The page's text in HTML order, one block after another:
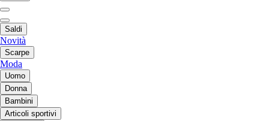
Saldi
Novità
Scarpe
Moda
Uomo
Donna
Bambini
Articoli sportivi